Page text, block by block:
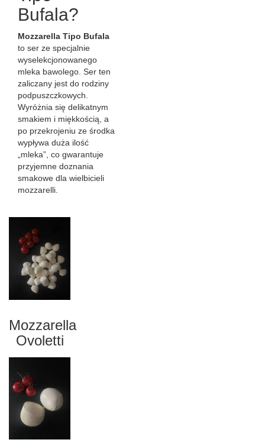
Bufala?
Mozzarella Tipo Bufala
to ser ze specjalnie
wyselekcjonowanego
mleka bawolego. Ser ten
zaliczany jest do rodziny
podpuszczkowych.
Wyróżnia się delikatnym
smakiem i miękkością, a
po przekrojeniu ze środka
wypływa duża ilość
„mleka”, co gwarantuje
przyjemne doznania
smakowe dla wielbicieli
mozzarelli.
Mozzarella
Ovoletti